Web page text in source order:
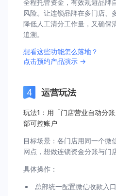
全程托管资金，有效规避品牌
风险。让连锁品牌在多门店、
降低人工清分工作量，又确保
追溯。
想看这些功能怎么落地？
点击预约产品演示 →
运营玩法
玩法1：用「门店营业自动分
部可控账户
目标场景：各门店用同一个微
网点，想做连锁资金分账与门
具体操作：
总部统一配置微信收款入口